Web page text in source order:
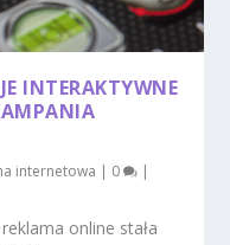
INTERAKTYWNE
internetowa | 0 |
online stała